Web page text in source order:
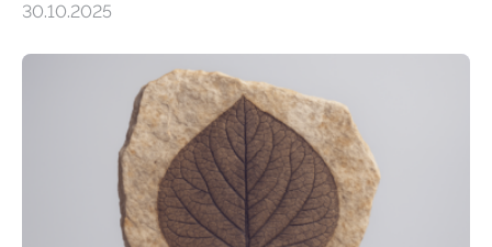
erfüllen können, müssen zahlreiche Enzyme präzise in
der Ruhr-Universität Bochum um Prof. Dr. Ralf Erdmann
und Dr. Ismaila Francis Yusuf hat nun einen bislang
unbekannten Qualitätskontrollmechanismus des
peroxisomalen Proteintransports in der Bäckerhefe
Saccharomyces cerevisiae entdeckt, der für die
Funktionsfähigkeit der Organellen entscheidend ist. Die
Studie wurde am 28. Oktober 2025 in der
30.10.2025